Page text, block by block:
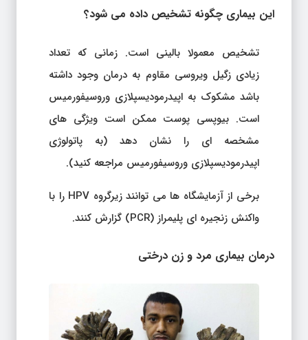
این بیماری چگونه تشخیص داده می شود؟
تشخیص معمولا بالینی است. زمانی که تعداد
زیادی زگیل ویروسی مقاوم به درمان وجود داشته
باشد مشکوک به اپیدرمودیسپلازی وروسیفورمیس
است. بیوپسی پوست ممکن است ویژگی های
مشخصه ای را نشان دهد (به پاتولوژی
اپیدرمودیسپلازی وروسیفورمیس مراجعه کنید).
برخی از آزمایشگاه ها می توانند زیرگروه HPV را با
واکنش زنجیره ای پلیمراز (PCR) گزارش کنند.
درمان بیماری مرد و زن درختی